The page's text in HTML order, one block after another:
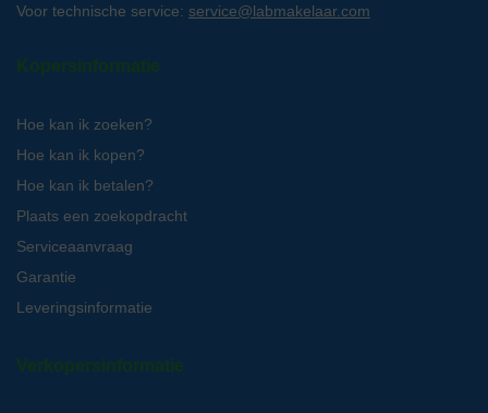
Voor technische service: service@labmakelaar.com
Kopersinformatie
Hoe kan ik zoeken?
Hoe kan ik kopen?
Hoe kan ik betalen?
Plaats een zoekopdracht
Serviceaanvraag
Garantie
Leveringsinformatie
Verkopersinformatie